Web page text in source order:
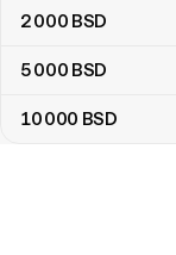
2 000 BSD
5 000 BSD
10 000 BSD